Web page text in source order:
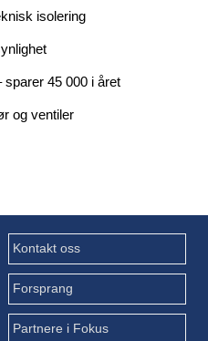
isolering
45 000 i året
og ventiler
Kontakt oss
Forsprang
Partnere i Fokus